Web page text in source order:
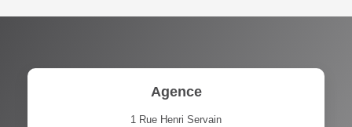
Agence
1 Rue Henri Servain